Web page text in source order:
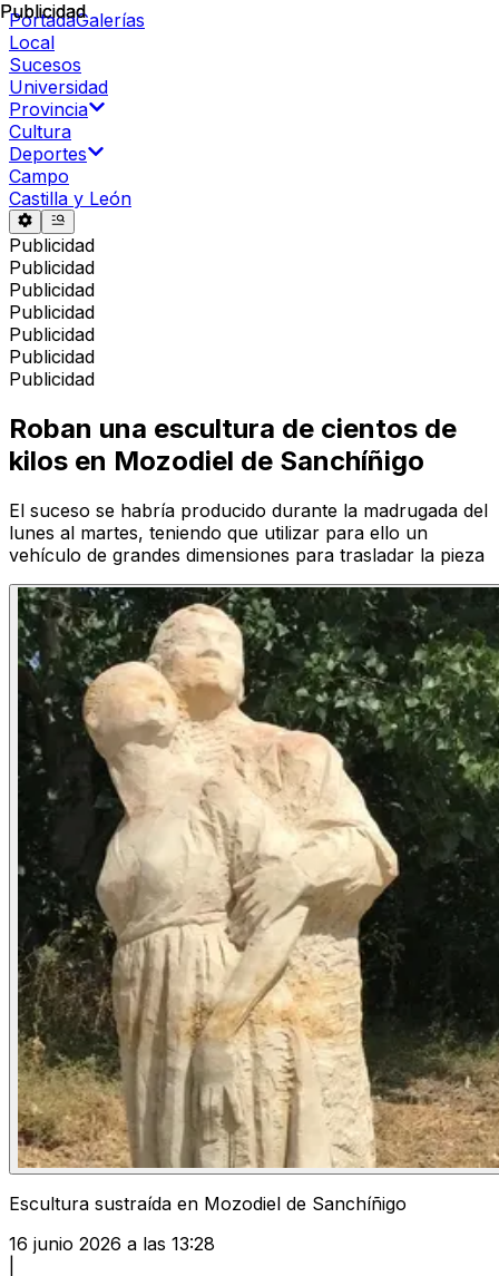
PortadaGalerías
Local
Sucesos
Universidad
Provincia
Cultura
Deportes
Campo
Castilla y León
Publicidad
Publicidad
Publicidad
Publicidad
Publicidad
Publicidad
Publicidad
Publicidad
Roban una escultura de cientos de
kilos en Mozodiel de Sanchíñigo
El suceso se habría producido durante la madrugada del
lunes al martes, teniendo que utilizar para ello un
vehículo de grandes dimensiones para trasladar la pieza
Escultura sustraída en Mozodiel de Sanchíñigo
16 junio 2026 a las 13:28
Publicidad